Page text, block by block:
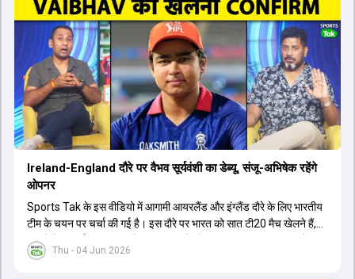
तरफ, आईपीएल में इम्पैक्ट प्लेयर के तौर पर खेलने वाले रोहित शर्मा को भी अभी तक
मेडिकल क्लीयरेंस नहीं मिली है। शनिवार को मुंबई में होने वाली चयन समिति की
बैठक में यह देखना अहम होगा कि क्या चयनकर्ता विराट कोहली को फिटनेस की शर्त
पर टीम में शामिल करते हैं या नहीं।
Thu - 04 Jun 2026
Ireland-England दौरे पर वैभव सूर्यवंशी का डेब्यू, संजू-अभिषेक रहेंगे
ओपनर
Sports Tak के इस वीडियो में आगामी आयरलैंड और इंग्लैंड दौरे के लिए भारतीय
टीम के चयन पर चर्चा की गई है। इस दौरे पर भारत को सात टी20 मैच खेलने हैं,
जिसमें वैभव सूर्यवंशी का टीम में चुना जाना और डेब्यू करना तय माना जा रहा है।
हालांकि, अभिषेक शर्मा और संजू सैमसन ही टीम के फर्स्ट चॉइस ओपनर बने रहेंगे,